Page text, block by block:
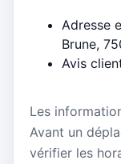
Adresse
Brune,
Avis
Les
Avant un
vérifier les